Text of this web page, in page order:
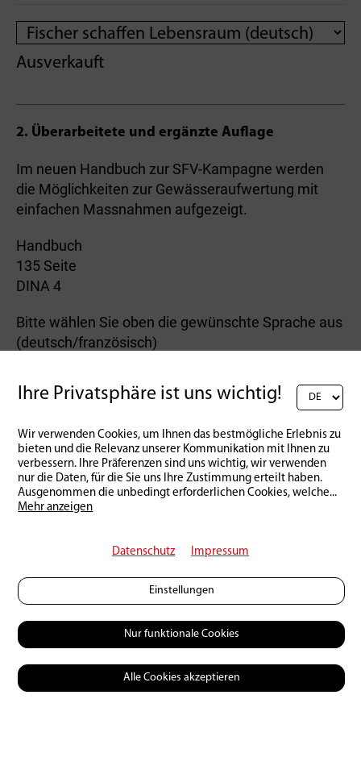
Ausverkauft
2. Überarbeitete und ergänzte Auflage
Im neuen Handbuch zur SFV-Kampagne werden
die Möglichkeiten zur Gewässeraufwertung mit
einfachen Massnahmen aufgezeigt.
Handbuch
135 Seite
DINA 4
Bitte wählen Sie oben die gewünschte Sprache aus
(deutsch/französisch)
Ihre Privatsphäre ist uns wichtig!
Wir verwenden Cookies, um Ihnen das bestmögliche Erlebnis zu
bieten und die Relevanz unserer Kommunikation mit Ihnen zu
verbessern. Ihre Präferenzen sind uns wichtig, wir verwenden
nur die Daten, für die Sie uns Ihre Zustimmung erteilt haben.
Ausgenommen die unbedingt erforderlichen Cookies, welche...
Mehr anzeigen
Datenschutz Impressum
Einstellungen
Nur funktionale Cookies
Alle Cookies akzeptieren